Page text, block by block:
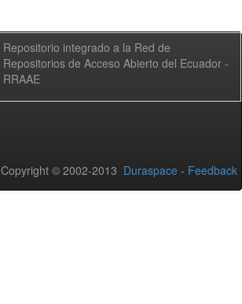
Repositorio integrado a la Red de
Repositorios de Acceso Abierto del Ecuador -
RRAAE
Copyright © 2002-2013 Duraspace - Feedback